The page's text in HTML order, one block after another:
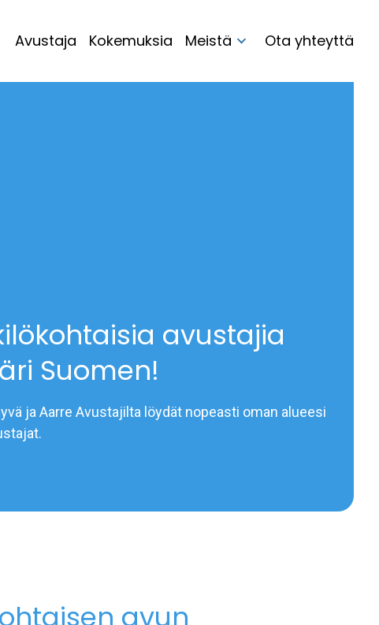
Avustaja Kokemuksia Meistä Ota yhteyttä
avustajia
Suomen!
ja Aarre Avustajilta löydät nopeasti oman alueesi
avun